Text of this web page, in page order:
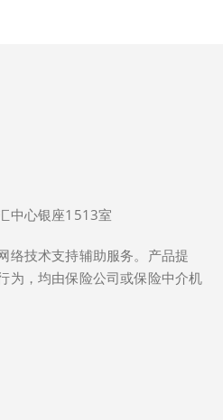
中心银座1513室
络技术支持辅助服务。产品提
为，均由保险公司或保险中介机